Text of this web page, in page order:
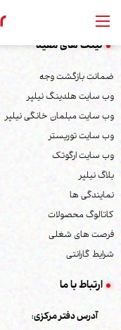
لینک های مفید
ضمانت بازگشت وجه
وب سایت هلدینگ نیلپر
وب سایت مبلمان خانگی نیلپر
وب سایت توریستر
وب سایت ارگوتک
بلاگ نیلپر
نمایندگی ها
کاتالوگ محصولات
فرصت های شغلی
شرایط گارانتی
ارتباط با ما
آدرس دفتر مرکزی: